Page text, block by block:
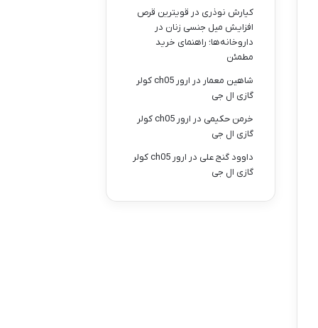
کیارش نوذری در قویترین قرص
افزایش میل جنسی زنان در
داروخانه‌ها؛ راهنمای خرید
مطمئن
شاهین معمار در
ارور ch05 کولر
گازی ال جی
خرمن حکیمی در
ارور ch05 کولر
گازی ال جی
داوود گنج علی در
ارور ch05 کولر
گازی ال جی